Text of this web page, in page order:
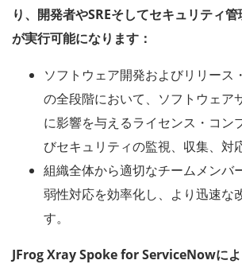
り、開発者やSREそしてセキュリティ
が実行可能になります：
ソフトウェア開発およびリリース
の全段階において、ソフトウェア
に影響を与えるライセンス・コン
びセキュリティの監視、収集、対
組織全体から適切なチームメンバ
弱性対応を効率化し、より迅速な
す。
JFrog Xray Spoke for ServiceNowに